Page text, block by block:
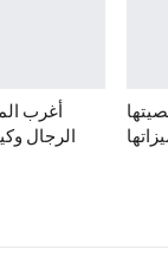
أغرب
الرجال